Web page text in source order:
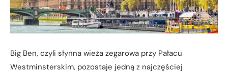
Big Ben, czyli słynna wieża zegarowa przy Pałacu
Westminsterskim, pozostaje jedną z najczęściej